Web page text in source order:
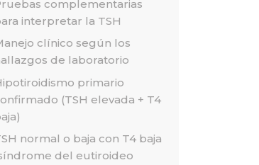
complementarias
interpretar la TSH
clínico según los
de laboratorio
primario
(TSH elevada + T4
normal o baja con T4 baja
del eutiroideo